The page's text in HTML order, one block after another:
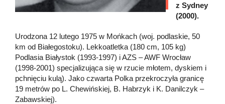
z Sydney
(2000).
Urodzona 12 lutego 1975 w Mońkach (woj. podlaskie, 50
km od Białegostoku). Lekkoatletka (180 cm, 105 kg)
Podlasia Białystok (1993-1997) i AZS – AWF Wrocław
(1998-2001) specjalizująca się w rzucie młotem, dyskiem i
pchnięciu kulą). Jako czwarta Polka przekroczyła granicę
19 metrów po L. Chewińskiej, B. Habrzyk i K. Danilczyk –
Zabawskiej).